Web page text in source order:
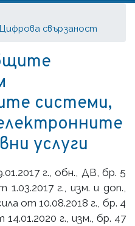
транспорта
свързаност
системи,
услуги
г., обн., ДВ, бр. 5
г., изм. и доп.,
от 10.08.2018 г., бр. 4
г., изм., бр. 47